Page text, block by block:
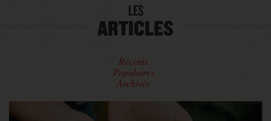
LES
ARTICLES
Récents
Populaires
Archivés